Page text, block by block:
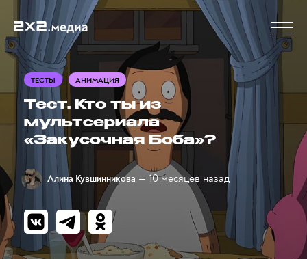
ТЕСТЫ АНИМАЦИЯ
Тест. Кто ты из
мультсериала
«Закусочная Боба»?
Алина Кувшинникова — 10 месяцев назад